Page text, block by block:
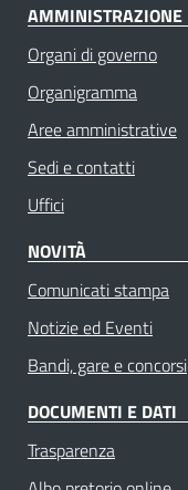
AMMINISTRAZIONE
Organi di governo
Organigramma
Aree amministrative
Sedi e contatti
Uffici
NOVITÀ
Comunicati stampa
Notizie ed Eventi
Bandi, gare e concorsi
DOCUMENTI E DATI
Trasparenza